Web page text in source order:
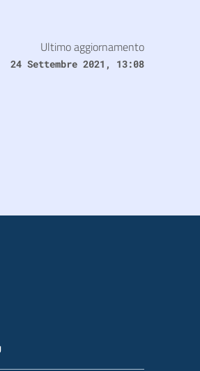
Ultimo aggiornamento
24 Settembre 2021, 13:08